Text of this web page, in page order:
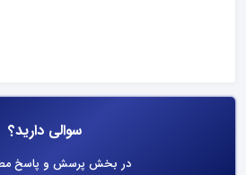
سوالی دارید؟
در بخش پرسش و پاسخ